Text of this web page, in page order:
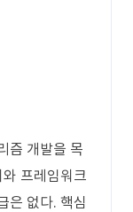
즘 개발을 목
프레임워크
은 없다. 핵심